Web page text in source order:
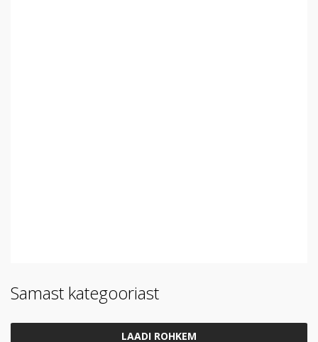
Samast kategooriast
LAADI ROHKEM